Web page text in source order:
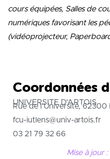
Coordonnées
UNIVERSITE D'ARTOIS
Rue de l'Université, 62300
fcu-iutlens@univ-artois.fr
03 21 79 32 66
cours équipées, Salles de
numériques favorisant les
(vidéoprojecteur,
Mise à jour